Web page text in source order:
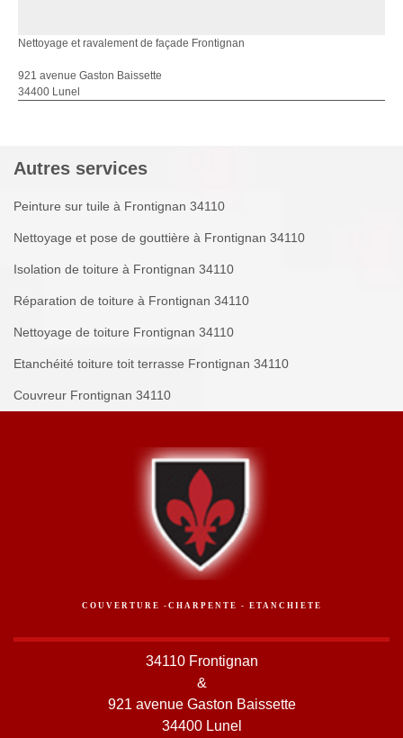
Nettoyage et ravalement de façade Frontignan
921 avenue Gaston Baissette
34400 Lunel
Autres services
Peinture sur tuile à Frontignan 34110
Nettoyage et pose de gouttière à Frontignan 34110
Isolation de toiture à Frontignan 34110
Réparation de toiture à Frontignan 34110
Nettoyage de toiture Frontignan 34110
Etanchéité toiture toit terrasse Frontignan 34110
Couvreur Frontignan 34110
COUVERTURE -CHARPENTE - ETANCHIETE
34110 Frontignan
&
921 avenue Gaston Baissette
34400 Lunel